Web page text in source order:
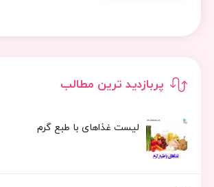
پربازدید ترین مطالب
لیست غذاهای با طبع گرم